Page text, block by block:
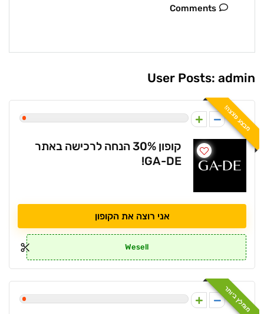
Comments
User Posts: admin
מבצע פצצה!
1
קופון 30% הנחה לרכישה באתר
GA-DE!
אני רוצה את הקופון
Wesell
מומלץ ביותר
1